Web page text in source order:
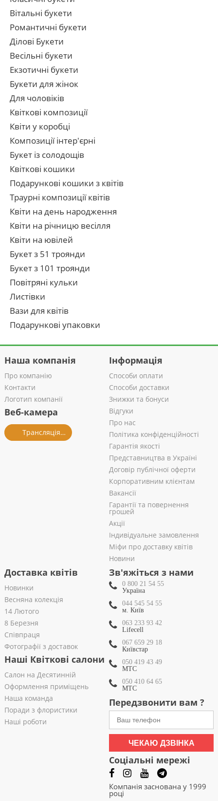
Вітальні букети
Романтичні букети
Ділові Букети
Весільні букети
Екзотичні букети
Букети для жінок
Для чоловіків
Квіткові композиції
Квіти у коробці
Композиції інтер'єрні
Букет із солодощів
Квіткові кошики
Подарункові кошики з квітів
Траурні композиції квітів
Квіти на день народження
Квіти на річницю весілля
Квіти на ювілей
Букет з 51 троянди
Букет з 101 троянди
Повітряні кульки
Листівки
Вази для квітів
Подарункові упаковки
Наша компанія
Про компанію
Контакти
Логотип компанії
Веб-камера
Трансляція із салону
Інформація
Способи оплати
Способи доставки
Знижки та бонуси
Відгуки
Про нас
Політика конфіденційності
Гарантія якості
Представництва в Україні
Договір публічної оферти
Корпоративним клієнтам
Вакансії
Гарантії та повернення
грошей
Акції
Індивідуальне замовлення
Міфи про доставку квітів
Новини
Доставка квітів
Новинки
Весняна колекція
14 Лютого
8 Березня
Співпраця
Фотографії з доставок
Наші Квіткові салони
Салон на Десятинній
Оформлення приміщень
Наша команда
Поради з флористики
Наші роботи
Зв'яжіться з нами
0 800 21 54 55
Україна
044 545 54 55
м. Київ
063 233 93 42
Lifecell
067 659 29 18
Київстар
050 419 43 49
МТС
050 410 64 65
МТС
Передзвонити вам ?
ЧЕКАЮ ДЗВІНКА
Соціальні мережі
Компанія заснована у 1999
році